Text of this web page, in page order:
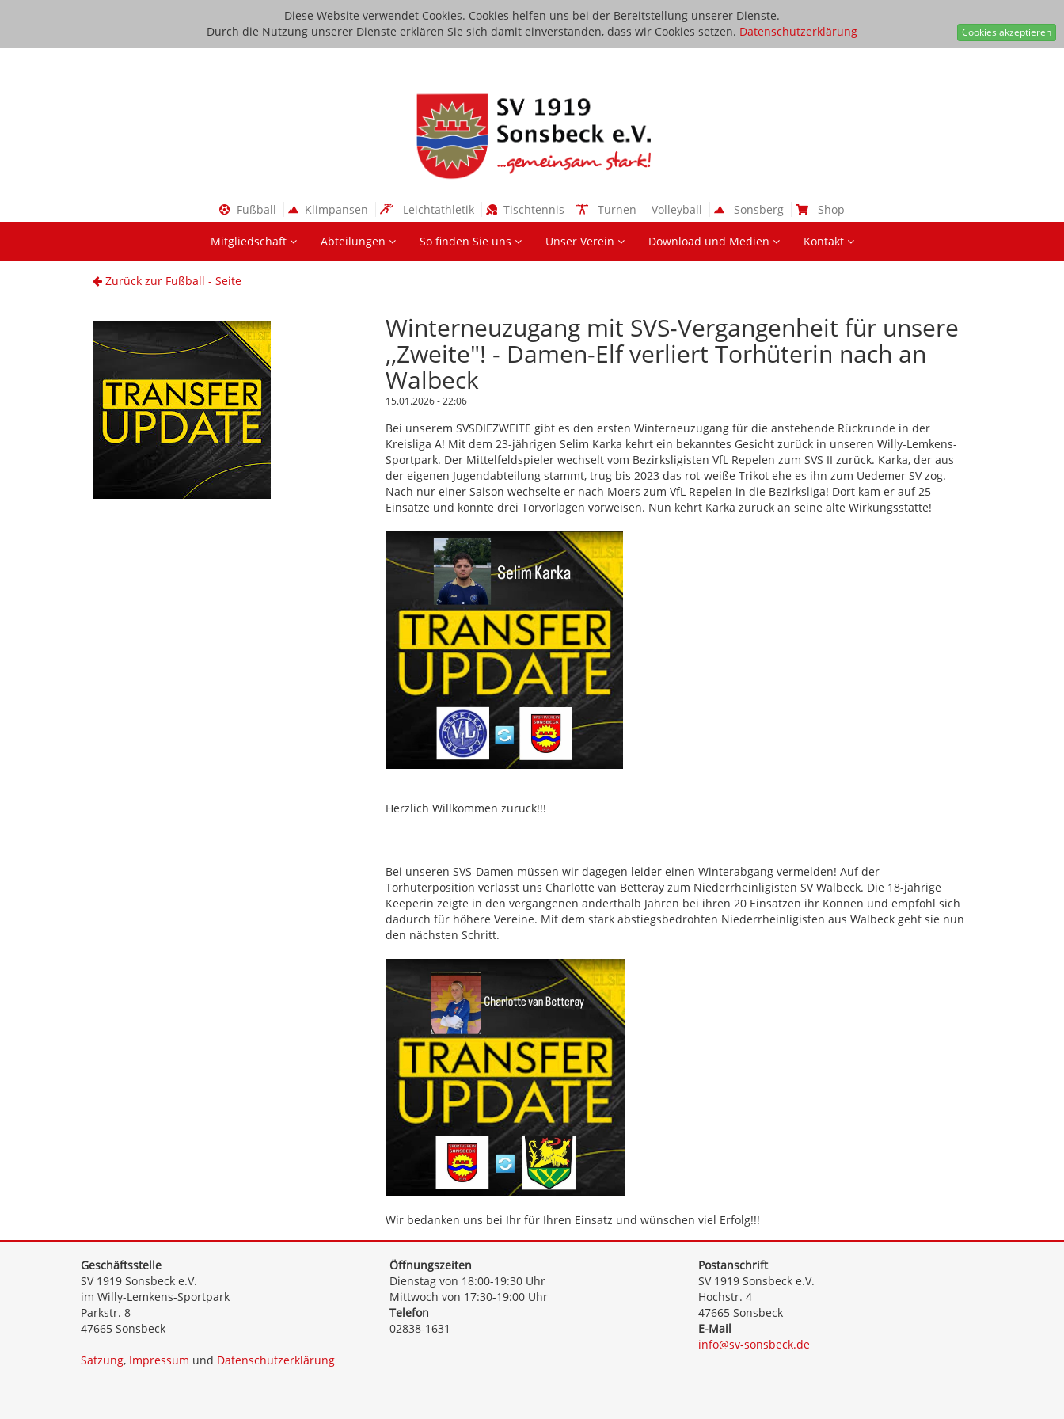
Diese Website verwendet Cookies. Cookies helfen uns bei der Bereitstellung unserer Dienste.
Durch die Nutzung unserer Dienste erklären Sie sich damit einverstanden, dass wir Cookies setzen. Datenschutzerklärung Cookies akzeptieren
Fußball Klimpansen Leichtathletik Tischtennis Turnen Volleyball Sonsberg Shop
Mitgliedschaft Abteilungen So finden Sie uns Unser Verein Download und Medien Kontakt
Zurück zur Fußball - Seite
Winterneuzugang mit SVS-Vergangenheit für unsere
,,Zweite"! - Damen-Elf verliert Torhüterin nach an
Walbeck
15.01.2026 - 22:06
Bei unserem SVSDIEZWEITE gibt es den ersten Winterneuzugang für die anstehende Rückrunde in der
Kreisliga A! Mit dem 23-jährigen Selim Karka kehrt ein bekanntes Gesicht zurück in unseren Willy-Lemkens-
Sportpark. Der Mittelfeldspieler wechselt vom Bezirksligisten VfL Repelen zum SVS II zurück. Karka, der aus
der eigenen Jugendabteilung stammt, trug bis 2023 das rot-weiße Trikot ehe es ihn zum Uedemer SV zog.
Nach nur einer Saison wechselte er nach Moers zum VfL Repelen in die Bezirksliga! Dort kam er auf 25
Einsätze und konnte drei Torvorlagen vorweisen. Nun kehrt Karka zurück an seine alte Wirkungsstätte!
Herzlich Willkommen zurück!!!
Bei unseren SVS-Damen müssen wir dagegen leider einen Winterabgang vermelden! Auf der
Torhüterposition verlässt uns Charlotte van Betteray zum Niederrheinligisten SV Walbeck. Die 18-jährige
Keeperin zeigte in den vergangenen anderthalb Jahren bei ihren 20 Einsätzen ihr Können und empfohl sich
dadurch für höhere Vereine. Mit dem stark abstiegsbedrohten Niederrheinligisten aus Walbeck geht sie nun
den nächsten Schritt.
Wir bedanken uns bei Ihr für Ihren Einsatz und wünschen viel Erfolg!!!
Geschäftsstelle
SV 1919 Sonsbeck e.V.
im Willy-Lemkens-Sportpark
Parkstr. 8
47665 Sonsbeck
Satzung, Impressum und Datenschutzerklärung
Öffnungszeiten
Dienstag von 18:00-19:30 Uhr
Mittwoch von 17:30-19:00 Uhr
Telefon
02838-1631
Postanschrift
SV 1919 Sonsbeck e.V.
Hochstr. 4
47665 Sonsbeck
E-Mail
info@sv-sonsbeck.de